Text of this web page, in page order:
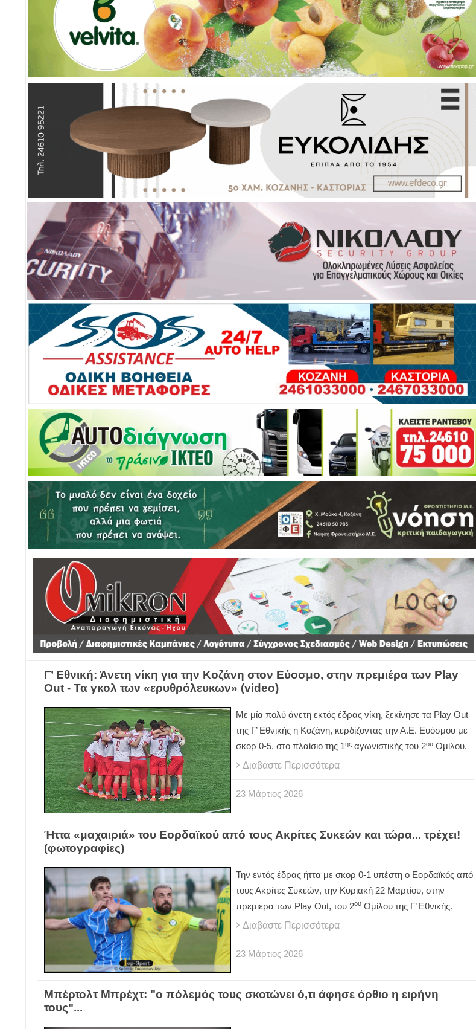
Γ’ Εθνική: Άνετη νίκη για την Κοζάνη στον Εύοσμο, στην πρεμιέρα των Play
Out - Τα γκολ των «ερυθρόλευκων» (video)
Με μία πολύ άνετη εκτός έδρας νίκη, ξεκίνησε τα Play Out
της Γ’ Εθνικής η Κοζάνη, κερδίζοντας την Α.Ε. Ευόσμου με
σκορ 0-5, στο πλαίσιο της 1ης αγωνιστικής του 2ου Ομίλου.
Διαβάστε Περισσότερα
23 Μάρτιος 2026
Ήττα «μαχαιριά» του Εορδαϊκού από τους Ακρίτες Συκεών και τώρα... τρέχει!
(φωτογραφίες)
Την εντός έδρας ήττα με σκορ 0-1 υπέστη ο Εορδαϊκός από
τους Ακρίτες Συκεών, την Κυριακή 22 Μαρτίου, στην
πρεμιέρα των Play Out, του 2ου Ομίλου της Γ’ Εθνικής.
Διαβάστε Περισσότερα
23 Μάρτιος 2026
Μπέρτολτ Μπρέχτ: "ο πόλεμός τους σκοτώνει ό,τι άφησε όρθιο η ειρήνη
τους"...